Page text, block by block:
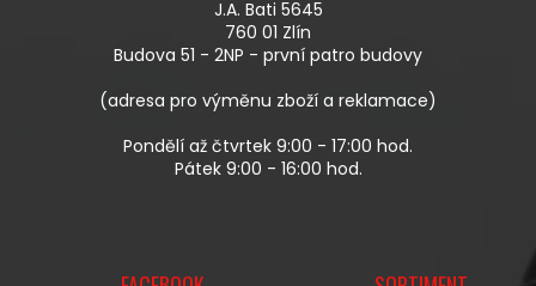
V
K
V
P
I
J.A. Bati 5645
760 01 Zlín
Budova 51 - 2NP - první patro budovy
(adresa pro výměnu zboží a reklamace)
Pondělí až čtvrtek 9:00 - 17:00 hod.
Pátek 9:00 - 16:00 hod.